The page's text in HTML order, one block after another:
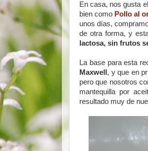
En casa, nos gusta
bien como Pollo al
unos días,
de otra forma, y
lactosa, sin frutos
La base para esta
Maxwell , y que en
pero que nosotros
mantequilla por
resultado muy de